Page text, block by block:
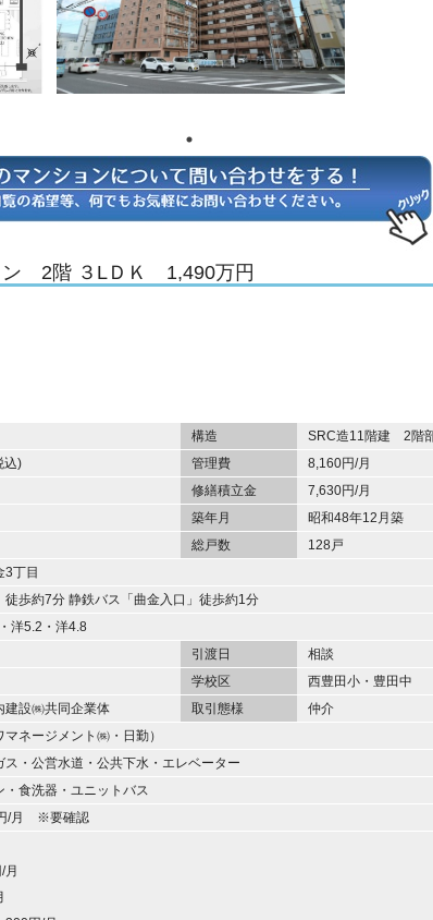
ン 2階 ３LＤＫ 1,490万円
構造
SRC造11階建 2階
) 管理費
8,160円/月
修繕積立金
7,630円/月
築年月
昭和48年12月築
総戸数
128戸
3丁目
徒歩約7分 静鉄バス「曲金入口」徒歩約1分
洋5.2・洋4.8
引渡日
相談
学校区
西豊田小・豊田中
建設㈱共同企業体 取引態様
仲介
ネージメント㈱・日勤）
ス・公営水道・公共下水・エレベーター
・食洗器・ユニットバス
/月 ※要確認
月